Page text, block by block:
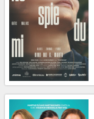
Dāvanu
kartes
Uzkodas
B2B